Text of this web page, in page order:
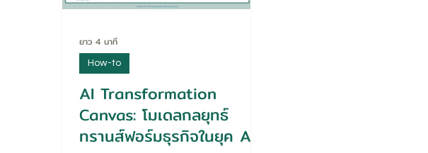
AI Transformation
Canvas: โมเดลกลยุทธ์
ทรานส์ฟอร์มธุรกิจในยุค AI
How-to
ยาว 4 นาที